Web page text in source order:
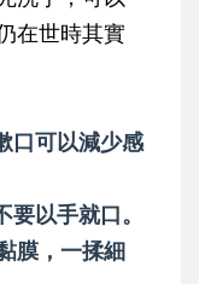
在世時其實
口可以減少感
以手就口。
膜，一揉細